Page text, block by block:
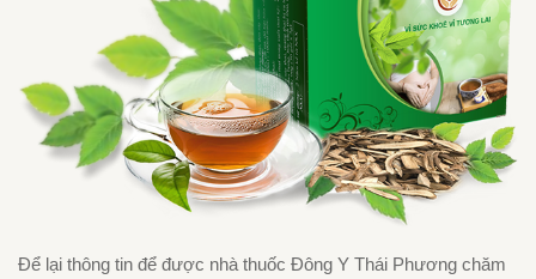
Để lại thông tin để được nhà thuốc Đông Y Thái Phương chăm